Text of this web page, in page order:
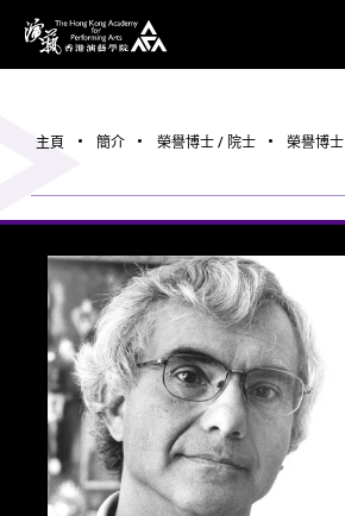
香港演藝學院
主頁 簡介 榮譽博士 / 院士 榮譽博士